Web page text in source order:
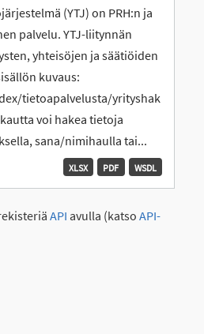
(YTJ) on PRH:n ja
palvelu. YTJ-liitynnän
yhteisöjen ja säätiöiden
kuvaus:
tietoapalvelusta/yrityshak
voi hakea tietoja
sana/nimihaulla tai...
WSDL
PDF
XLSX
API avulla (katso API-